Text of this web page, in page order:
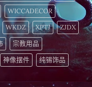
WICCADECOR
WKDZ XPTJ
ZJDX
宗教用品
神像摆件
纯锡饰品